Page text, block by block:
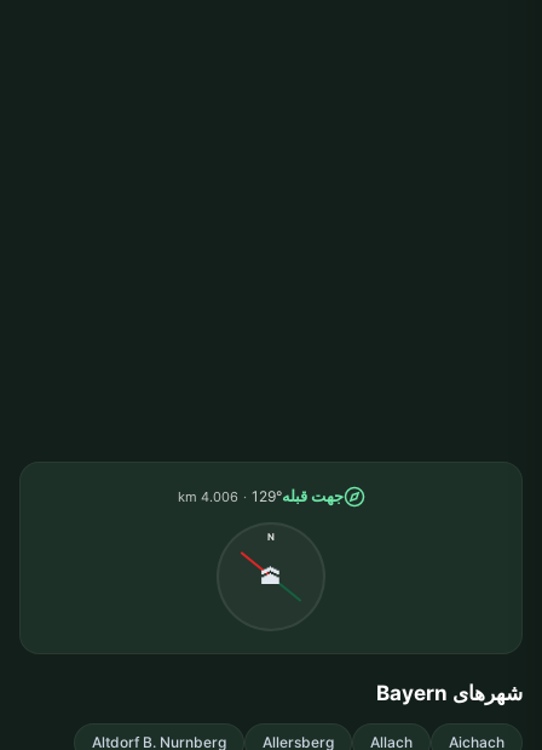
جهت قبله129°
4.006 km
N
🕋
شهرهای Bayern
Aichach
Allach
Allersberg
Altdorf B. Nurnberg